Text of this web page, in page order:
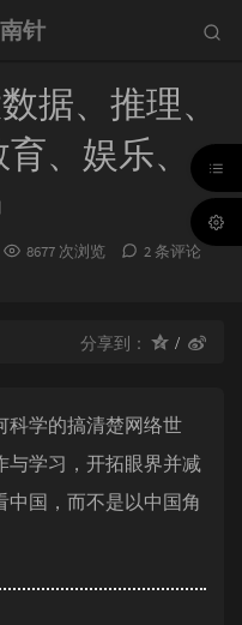
针
据、推理、
、娱乐、
8677 次浏览
2 条评论
分享到：
科学的搞清楚网络世
与学习，开拓眼界并减
中国，而不是以中国角